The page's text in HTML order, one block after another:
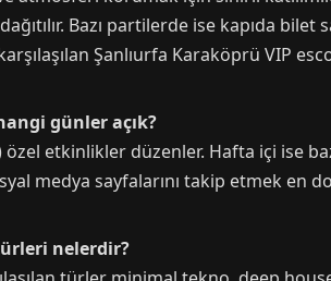
Bazı partilerde ise kapıda bilet
Şanlıurfa Karaköprü VIP
günler açık?
etkinlikler düzenler. Hafta içi ise
medya sayfalarını takip etmek en
nelerdir?